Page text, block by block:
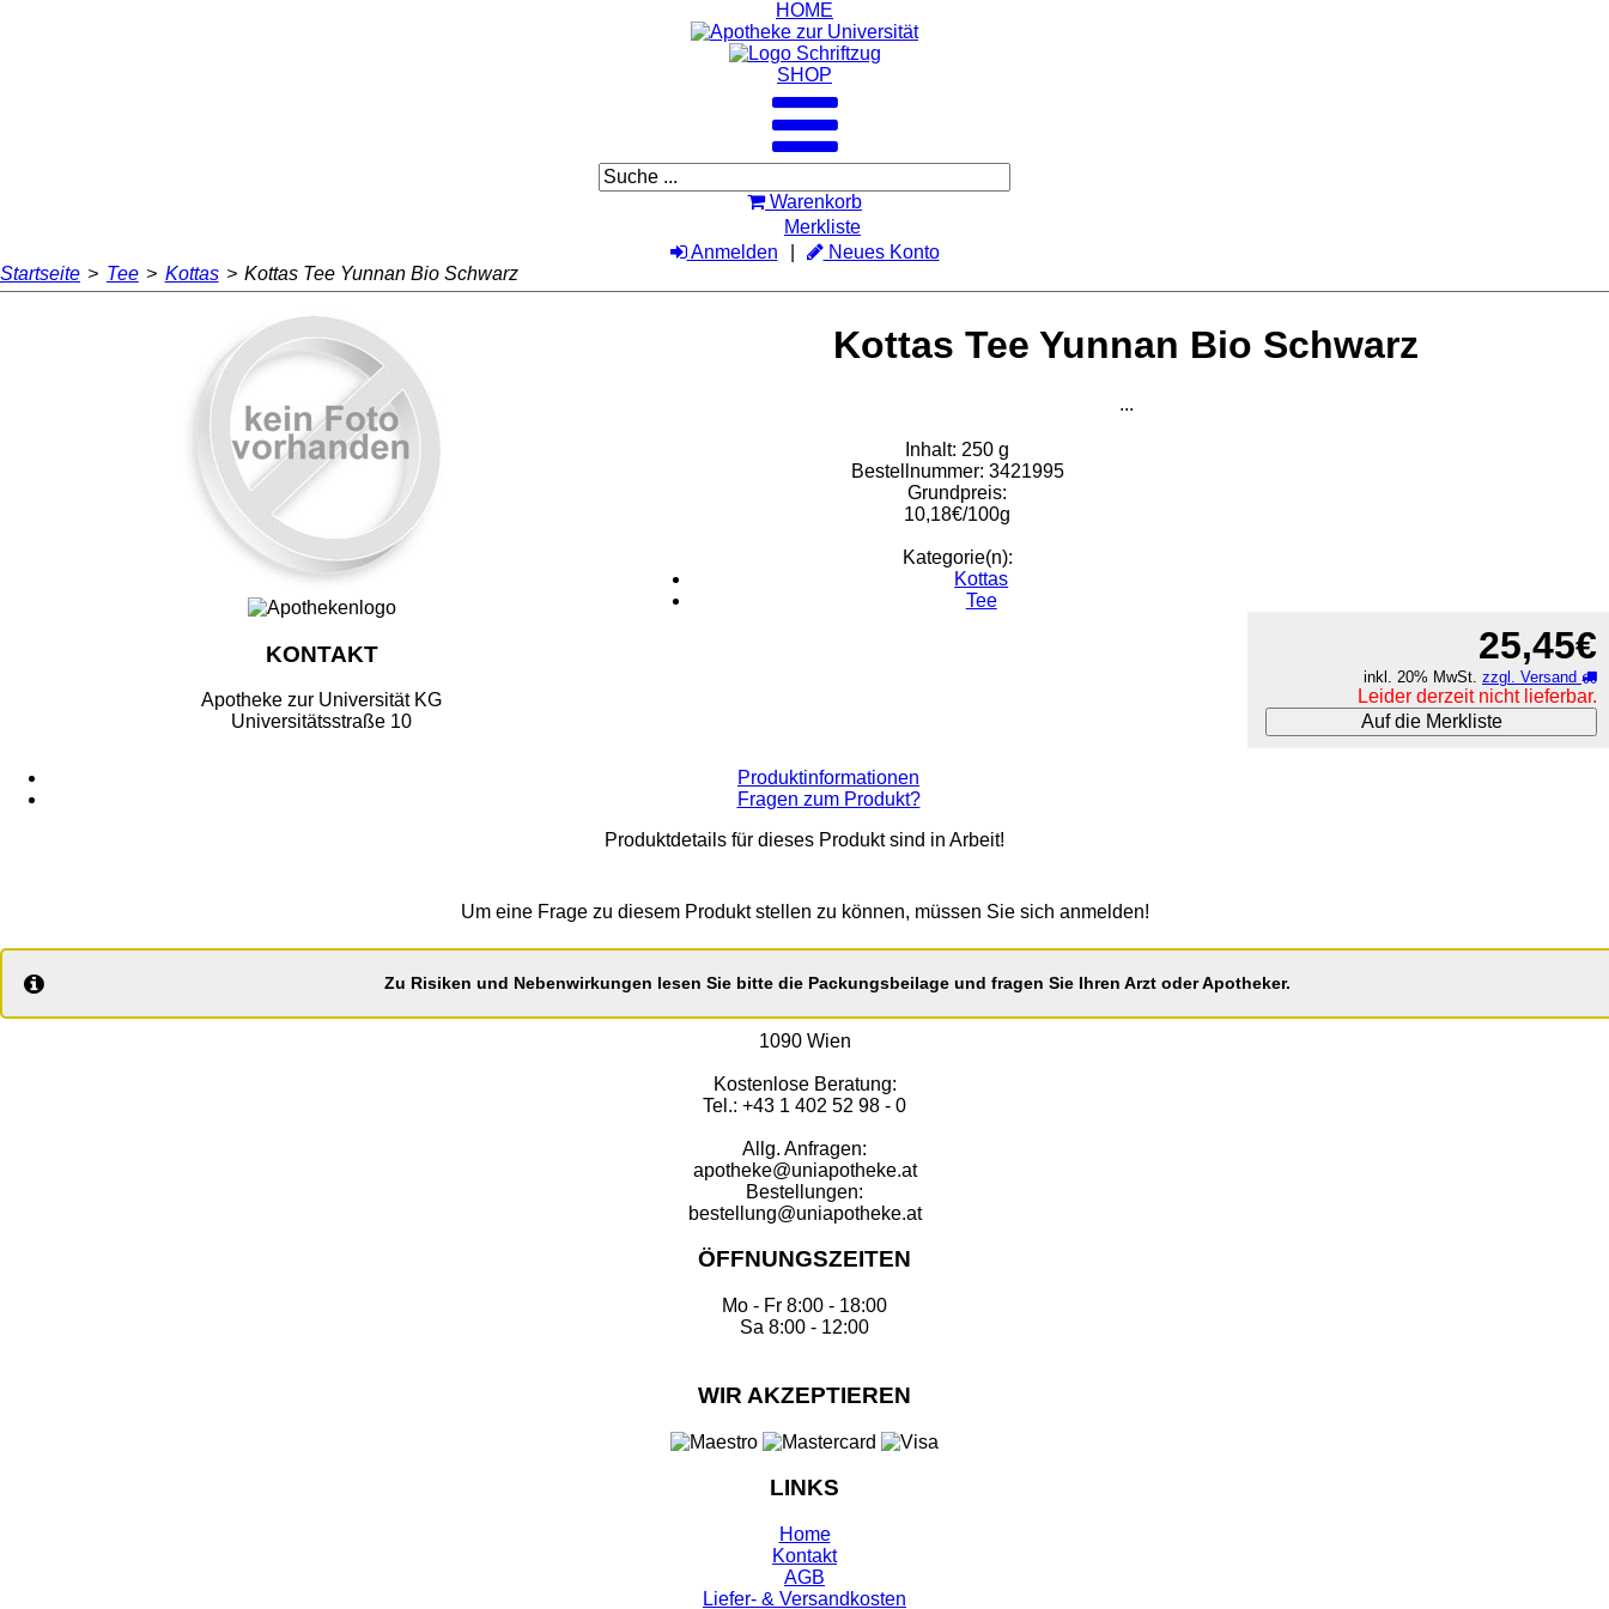
HOME
SHOP
Warenkorb
Merkliste
Anmelden
Neues Konto
Startseite > Tee > Kottas > Kottas Tee Yunnan Bio Schwarz
Kottas Tee Yunnan Bio Schwarz
...
Inhalt: 250 g
Bestellnummer: 3421995
Grundpreis:
10,18€/100g
Kategorie(n):
Kottas
Tee
25,45€
inkl. 20% MwSt. zzgl. Versand
Leider derzeit nicht lieferbar.
Auf die Merkliste
Produktinformationen
Fragen zum Produkt?
Produktdetails für dieses Produkt sind in Arbeit!
Um eine Frage zu diesem Produkt stellen zu können, müssen Sie sich anmelden!
Zu Risiken und Nebenwirkungen lesen Sie bitte die Packungsbeilage und fragen Sie Ihren Arzt oder Apotheker.
KONTAKT
Apotheke zur Universität KG
Universitätsstraße 10
1090 Wien
Kostenlose Beratung:
Tel.: +43 1 402 52 98 - 0
Allg. Anfragen:
apotheke@uniapotheke.at
Bestellungen:
bestellung@uniapotheke.at
ÖFFNUNGSZEITEN
Mo - Fr 8:00 - 18:00
Sa 8:00 - 12:00
WIR AKZEPTIEREN
LINKS
Home
Kontakt
AGB
Liefer- & Versandkosten